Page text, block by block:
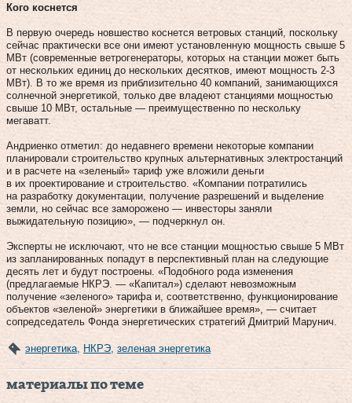
Кого коснется
В первую очередь новшество коснется ветровых станций, поскольку
сейчас практически все они имеют установленную мощность свыше 5
МВт (современные ветрогенераторы, которых на станции может быть
от нескольких единиц до нескольких десятков, имеют мощность 2‑3
МВт). В то же время из приблизительно 40 компаний, занимающихся
солнечной энергетикой, только две владеют станциями мощностью
свыше 10 МВт, остальные — преимущественно по нескольку
мегаватт.
Андриенко отметил: до недавнего времени некоторые компании
планировали строительство крупных альтернативных электростанций
и в расчете на «зеленый» тариф уже вложили деньги
в их проектирование и строительство. «Компании потратились
на разработку документации, получение разрешений и выделение
земли, но сейчас все заморожено — инвесторы заняли
выжидательную позицию», — подчеркнул он.
Эксперты не исключают, что не все станции мощностью свыше 5 МВт
из запланированных попадут в перспективный план на следующие
десять лет и будут построены. «Подобного рода изменения
(предлагаемые НКРЭ. — «Капитал») сделают невозможным
получение «зеленого» тарифа и, соответственно, функционирование
объектов «зеленой» энергетики в ближайшее время», — считает
сопредседатель Фонда энергетических стратегий Дмитрий Марунич.
энергетика НКРЭ зеленая энергетика
материалы по теме